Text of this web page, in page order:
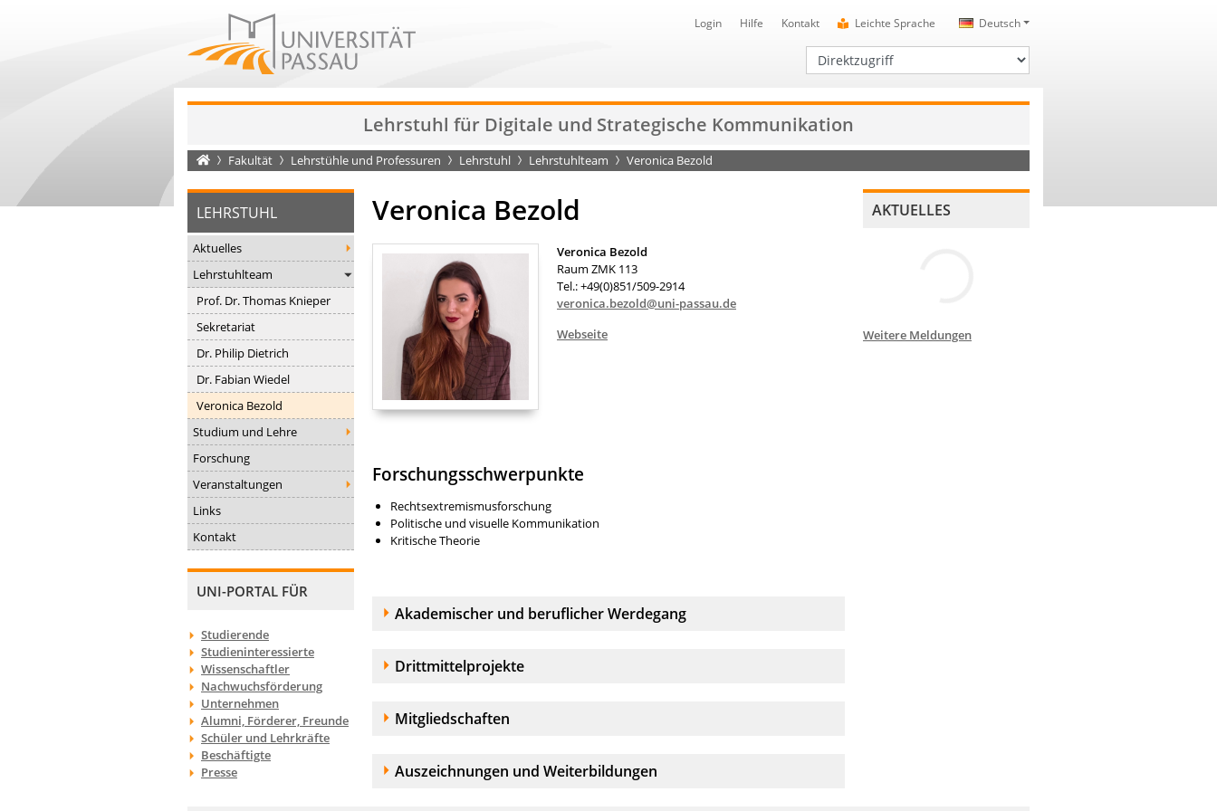
Deutsch
Login Hilfe Kontakt Leichte Sprache
Direktzugriff
Lehrstuhl für Digitale und Strategische Kommunikation
Startseite
Fakultät Lehrstühle und Professuren Lehrstuhl Lehrstuhlteam Veronica Bezold
LEHRSTUHL
Aktuelles
Lehrstuhlteam
Prof. Dr. Thomas Knieper
Sekretariat
Dr. Philip Dietrich
Dr. Fabian Wiedel
Veronica Bezold
Studium und Lehre
Forschung
Veranstaltungen
Links
Kontakt
UNI-PORTAL FÜR
Studierende
Studieninteressierte
Wissenschaftler
Nachwuchsförderung
Unternehmen
Alumni, Förderer, Freunde
Schüler und Lehrkräfte
Beschäftigte
Presse
Veronica Bezold
Veronica Bezold
Raum ZMK 113
Tel.: +49(0)851/509-2914
veronica.bezold@uni-passau.de
Webseite
Forschungsschwerpunkte
Rechtsextremismusforschung
Politische und visuelle Kommunikation
Kritische Theorie
Akkordeonelement:
Akademischer und beruflicher Werdegang
Akkordeonelement:
Drittmittelprojekte
Akkordeonelement:
Mitgliedschaften
Akkordeonelement:
Auszeichnungen und Weiterbildungen
AKTUELLES
Weitere Meldungen